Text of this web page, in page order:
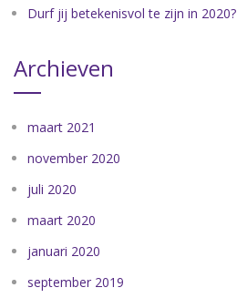
Durf jij betekenisvol te zijn in 2020?
Archieven
maart 2021
november 2020
juli 2020
maart 2020
januari 2020
september 2019